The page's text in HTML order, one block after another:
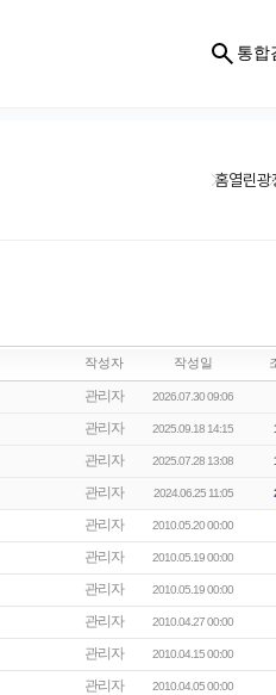
통합
홈열린광
작성자 작성일
관리자 2026.07.30 09:06
관리자 2025.09.18 14:15
관리자 2025.07.28 13:08
관리자 2024.06.25 11:05
관리자 2010.05.20 00:00
관리자 2010.05.19 00:00
관리자 2010.05.19 00:00
관리자 2010.04.27 00:00
관리자 2010.04.15 00:00
관리자 2010.04.05 00:00